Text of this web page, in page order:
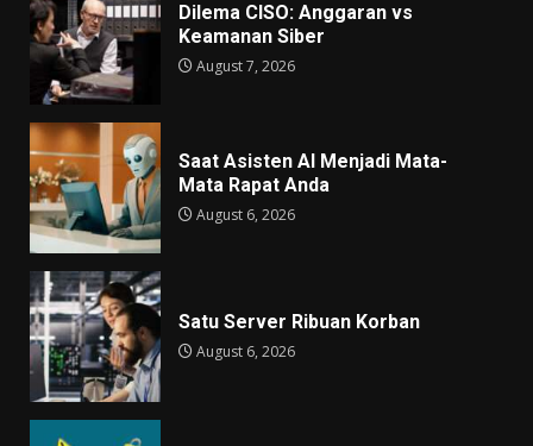
Dilema CISO: Anggaran vs
Keamanan Siber
August 7, 2026
Saat Asisten AI Menjadi Mata-
Mata Rapat Anda
August 6, 2026
Satu Server Ribuan Korban
August 6, 2026